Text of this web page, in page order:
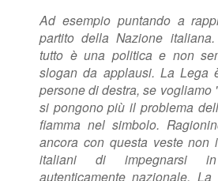
Ad esempio puntando a
partito della Nazione
tutto è una politica e non
slogan da applausi. La Lega
persone di destra, se vogliamo
si pongono più il problema
fiamma nel simbolo.
ancora con questa veste non
italiani di impegnarsi
autenticamente nazionale.